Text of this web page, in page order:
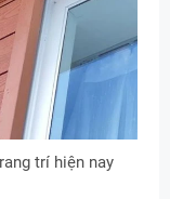
trí hiện nay